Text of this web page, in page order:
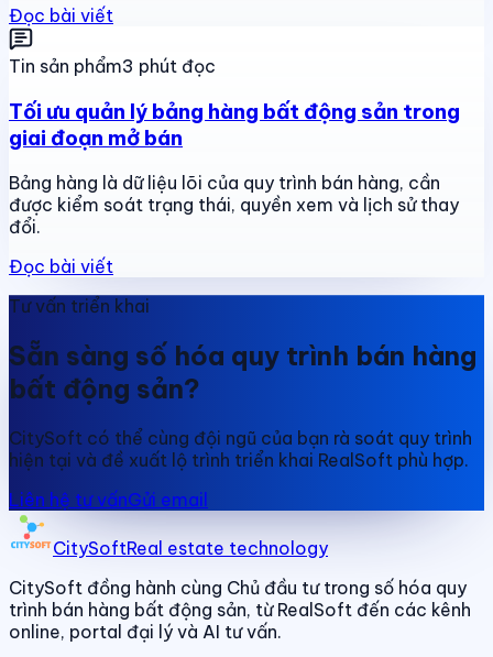
Đọc bài viết
Tin sản phẩm3 phút đọc
Tối ưu quản lý bảng hàng bất động sản trong
giai đoạn mở bán
Bảng hàng là dữ liệu lõi của quy trình bán hàng, cần
được kiểm soát trạng thái, quyền xem và lịch sử thay
đổi.
Đọc bài viết
Tư vấn triển khai
Sẵn sàng số hóa quy trình bán hàng
bất động sản?
CitySoft có thể cùng đội ngũ của bạn rà soát quy trình
hiện tại và đề xuất lộ trình triển khai RealSoft phù hợp.
Liên hệ tư vấnGửi email
CitySoftReal estate technology
CitySoft đồng hành cùng Chủ đầu tư trong số hóa quy
trình bán hàng bất động sản, từ RealSoft đến các kênh
online, portal đại lý và AI tư vấn.